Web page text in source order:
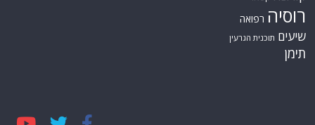
רוסיה רפואה
שיעים תוכנית הגרעין
תימן